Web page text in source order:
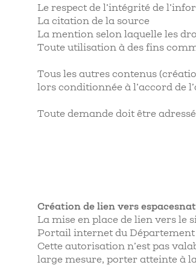
Le respect de l’intégrité de
La citation de la source
La mention selon laquelle les
Toute utilisation à des fins
Tous les autres contenus
lors conditionnée à l’accord de
Toute demande doit être
Création de lien vers
La mise en place de lien vers le
Portail internet du Département
Cette autorisation n’est pas
large mesure, porter atteinte à